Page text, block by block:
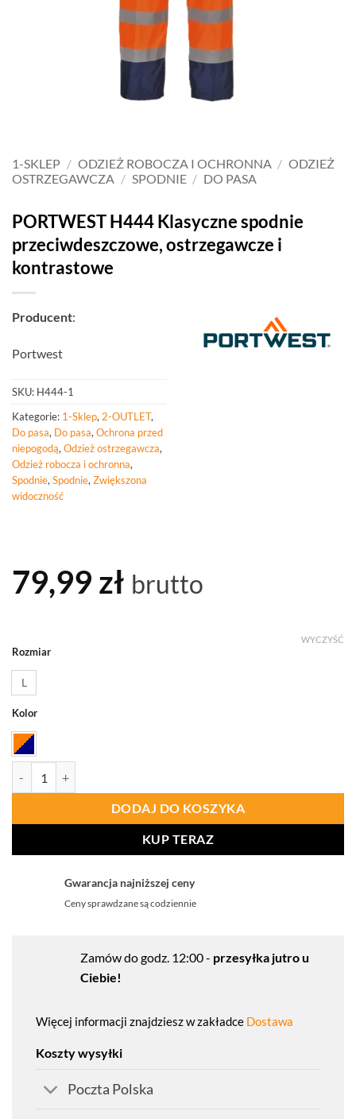
1-SKLEP / ODZIEŻ ROBOCZA I OCHRONNA / ODZIEŻ
OSTRZEGAWCZA / SPODNIE / DO PASA
PORTWEST H444 Klasyczne spodnie
przeciwdeszczowe, ostrzegawcze i
kontrastowe
Producent:
Portwest
SKU: H444-1
Kategorie: 1-Sklep,2-OUTLET,
Do pasa, Do pasa,Ochrona przed
niepogodą,Odzież ostrzegawcza,
Odzież robocza i ochronna,
Spodnie,Spodnie,Zwiększona
widoczność
79,99 zł brutto
Rozmiar
L
Kolor
WYCZYŚĆ
DODAJ DO KOSZYKA
KUP TERAZ
Gwarancja najniższej ceny
Ceny sprawdzane są codziennie
Zamów do godz. 12:00 - przesyłka jutro u
Ciebie!
Więcej informacji znajdziesz w zakładce Dostawa
Koszty wysyłki
Poczta Polska